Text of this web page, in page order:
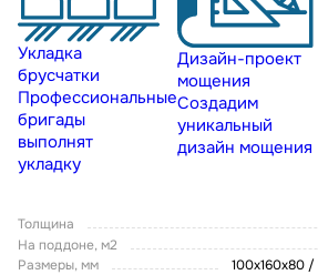
Укладка
брусчатки
Профессиональные
бригады
выполнят
укладку
Дизайн-проект
мощения
Создадим
уникальный
дизайн мощения
Толщина
На поддоне, м2
Размеры, мм
100x160x80 /